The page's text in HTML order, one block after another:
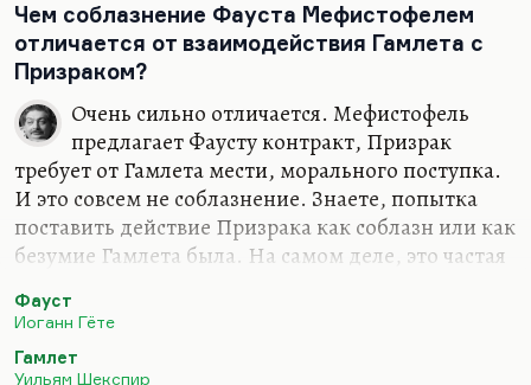
Чем соблазнение Фауста Мефистофелем
отличается от взаимодействия Гамлета с
Призраком?
Очень сильно отличается. Мефистофель
предлагает Фаусту контракт, Призрак
требует от Гамлета мести, морального поступка.
И это совсем не соблазнение. Знаете, попытка
поставить действие Призрака как соблазн или как
безумие Гамлета была. На самом деле, это частая
от морального императива. Скажем так, Призрак
с бессовестностью. Мефистофель — это
Фауст
Иоганн Гёте
Гамлет
Уильям Шекспир